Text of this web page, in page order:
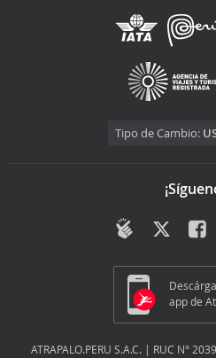
Tipo de Cambio:
app de
ATRAPALO.PERU S.A.C. | RUC N°